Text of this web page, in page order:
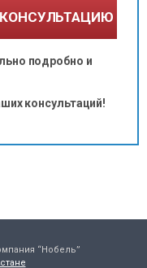
подробно и
консультаций!
“Нобель”